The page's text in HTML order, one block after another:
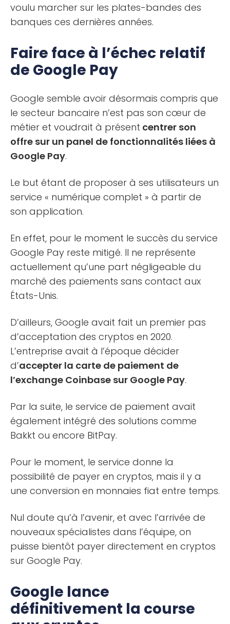
voulu marcher sur les plates-bandes des
banques ces dernières années.
Faire face à l’échec relatif
de Google Pay
Google semble avoir désormais compris que
le secteur bancaire n’est pas son cœur de
métier et voudrait à présent centrer son
offre sur un panel de fonctionnalités liées à
Google Pay.
Le but étant de proposer à ses utilisateurs un
service « numérique complet » à partir de
son application.
En effet, pour le moment le succès du service
Google Pay reste mitigé. Il ne représente
actuellement qu’une part négligeable du
marché des paiements sans contact aux
États-Unis.
D’ailleurs, Google avait fait un premier pas
d’acceptation des cryptos en 2020.
L’entreprise avait à l’époque décider
d’accepter la carte de paiement de
l’exchange Coinbase sur Google Pay.
Par la suite, le service de paiement avait
également intégré des solutions comme
Bakkt ou encore BitPay.
Pour le moment, le service donne la
possibilité de payer en cryptos, mais il y a
une conversion en monnaies fiat entre temps.
Nul doute qu’à l’avenir, et avec l’arrivée de
nouveaux spécialistes dans l’équipe, on
puisse bientôt payer directement en cryptos
sur Google Pay.
Google lance
définitivement la course